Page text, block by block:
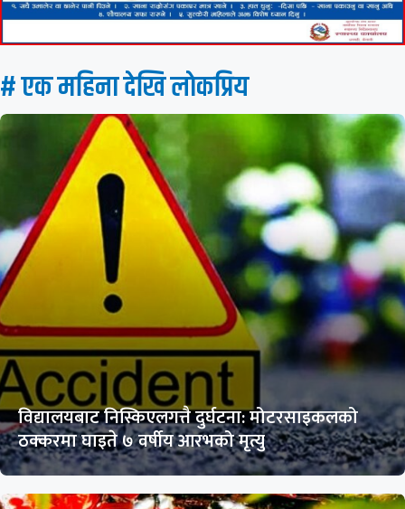
# एक महिना देखि लाेकप्रिय
विद्यालयबाट निस्किएलगत्तै दुर्घटना: मोटरसाइकलको
ठक्करमा घाइते ७ वर्षीय आरभको मृत्यु